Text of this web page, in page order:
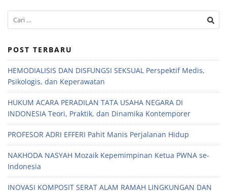
POST TERBARU
HEMODIALISIS DAN DISFUNGSI SEKSUAL Perspektif Medis,
Psikologis, dan Keperawatan
HUKUM ACARA PERADILAN TATA USAHA NEGARA DI
INDONESIA Teori, Praktik, dan Dinamika Kontemporer
PROFESOR ADRI EFFERI Pahit Manis Perjalanan Hidup
NAKHODA NASYAH Mozaik Kepemimpinan Ketua PWNA se-
Indonesia
INOVASI KOMPOSIT SERAT ALAM RAMAH LINGKUNGAN DAN